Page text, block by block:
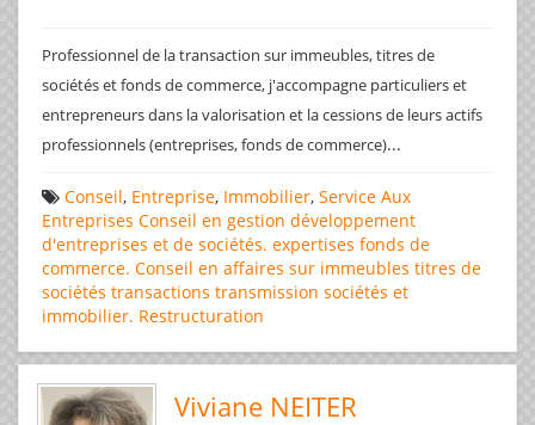
Professionnel de la transaction sur immeubles, titres de
sociétés et fonds de commerce, j'accompagne particuliers et
entrepreneurs dans la valorisation et la cessions de leurs actifs
professionnels (entreprises, fonds de commerce)...
Conseil, Entreprise, Immobilier, Service Aux
Entreprises Conseil en gestion développement
d'entreprises et de sociétés. expertises fonds de
commerce. Conseil en affaires sur immeubles titres de
sociétés transactions transmission sociétés et
immobilier. Restructuration
Viviane NEITER